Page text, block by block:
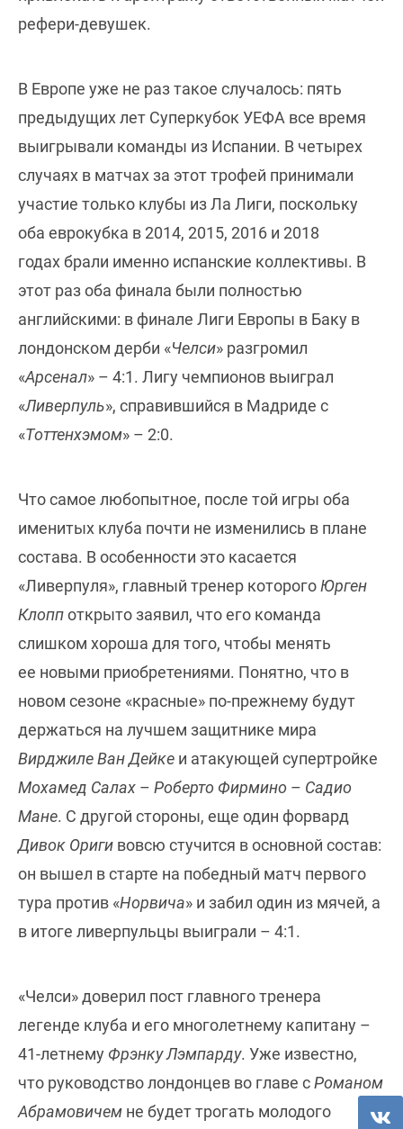
рефери-девушек.
В Европе уже не раз такое случалось: пять
предыдущих лет Суперкубок УЕФА все время
выигрывали команды из Испании. В четырех
случаях в матчах за этот трофей принимали
участие только клубы из Ла Лиги, поскольку
оба еврокубка в 2014, 2015, 2016 и 2018
годах брали именно испанские коллективы. В
этот раз оба финала были полностью
английскими: в финале Лиги Европы в Баку в
лондонском дерби «Челси» разгромил
«Арсенал» – 4:1. Лигу чемпионов выиграл
«Ливерпуль», справившийся в Мадриде с
«Тоттенхэмом» – 2:0.
Что самое любопытное, после той игры оба
именитых клуба почти не изменились в плане
состава. В особенности это касается
«Ливерпуля», главный тренер которого Юрген
Клоппоткрыто заявил, что его команда
слишком хороша для того, чтобы менять
ее новыми приобретениями. Понятно, что в
новом сезоне «красные» по-прежнему будут
держаться на лучшем защитнике мира
Вирджиле Ван Дейке и атакующей супертройке
Мохамед Салах – Роберто Фирмино – Садио
Мане. С другой стороны, еще один форвард
Дивок Ориги вовсю стучится в основной состав:
он вышел в старте на победный матч первого
тура против «Норвича» и забил один из мячей, а
в итоге ливерпульцы выиграли – 4:1.
«Челси» доверил пост главного тренера
легенде клуба и его многолетнему капитану –
41-летнему Фрэнку Лэмпарду. Уже известно,
что руководство лондонцев во главе сРоманом
Абрамовичем не будет трогать молодого